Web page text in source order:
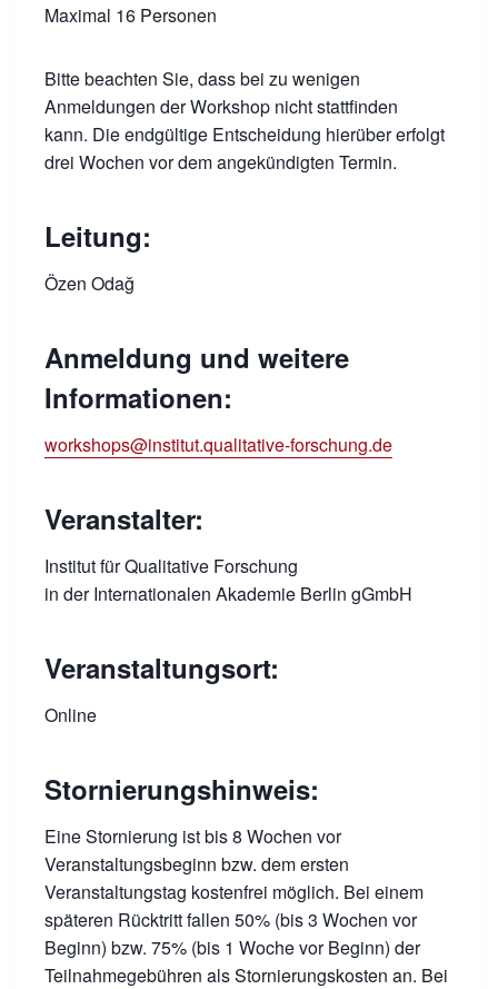
Maximal 16 Personen
Bitte beachten Sie, dass bei zu wenigen
Anmeldungen der Workshop nicht stattfinden
kann. Die endgültige Entscheidung hierüber erfolgt
drei Wochen vor dem angekündigten Termin.
Leitung:
Özen Odağ
Anmeldung und weitere
Informationen:
workshops@institut.qualitative-forschung.de
Veranstalter:
Institut für Qualitative Forschung
in der Internationalen Akademie Berlin gGmbH
Veranstaltungsort:
Online
Stornierungshinweis:
Eine Stornierung ist bis 8 Wochen vor
Veranstaltungsbeginn bzw. dem ersten
Veranstaltungstag kostenfrei möglich. Bei einem
späteren Rücktritt fallen 50% (bis 3 Wochen vor
Beginn) bzw. 75% (bis 1 Woche vor Beginn) der
Teilnahmegebühren als Stornierungskosten an. Bei